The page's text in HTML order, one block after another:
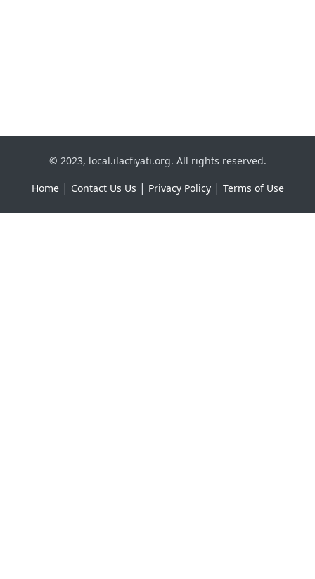
© 2023, local.ilacfiyati.org. All rights reserved.
Home| Contact Us Us | Privacy Policy| Terms of Use